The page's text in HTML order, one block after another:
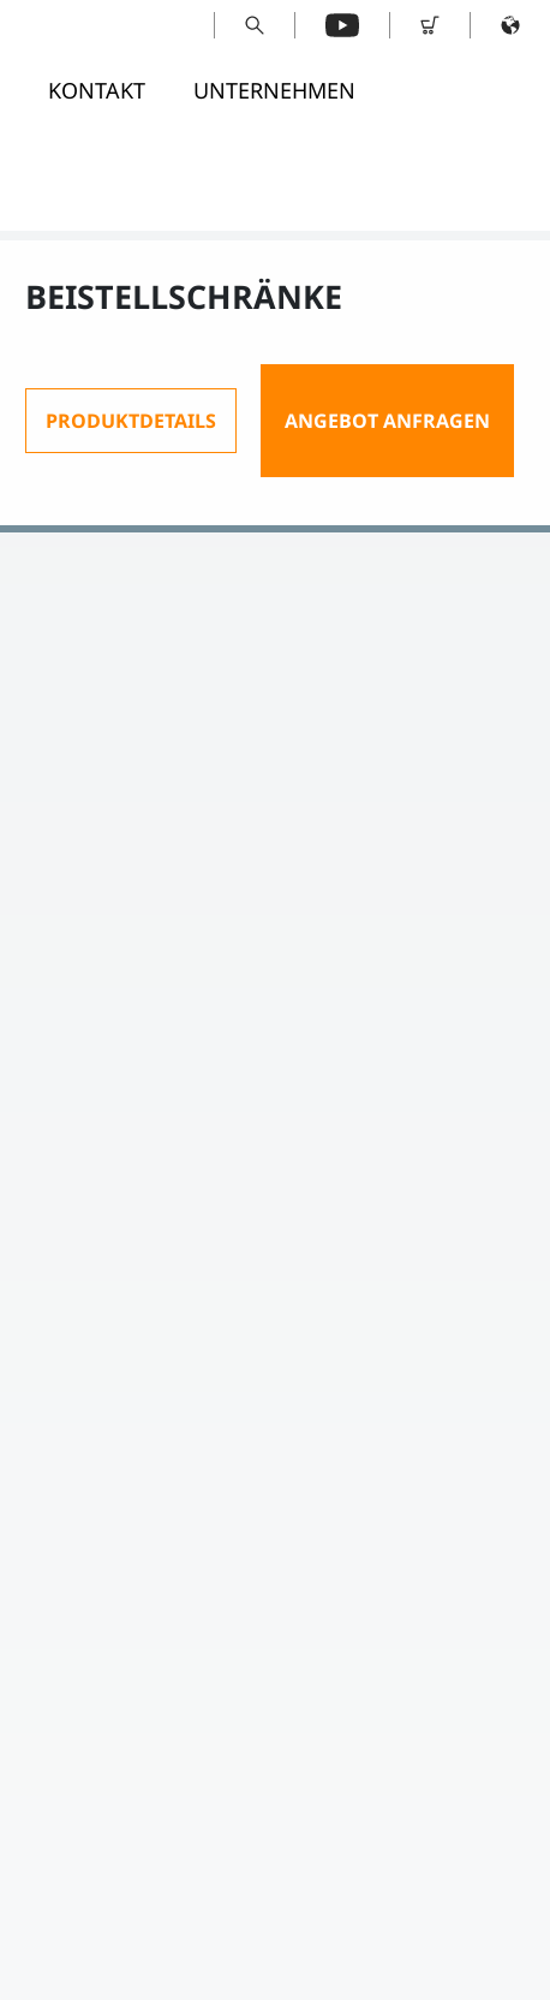
KONTAKT UNTERNEHMEN
BEISTELLSCHRÄNKE
PRODUKTDETAILS ANGEBOT ANFRAGEN